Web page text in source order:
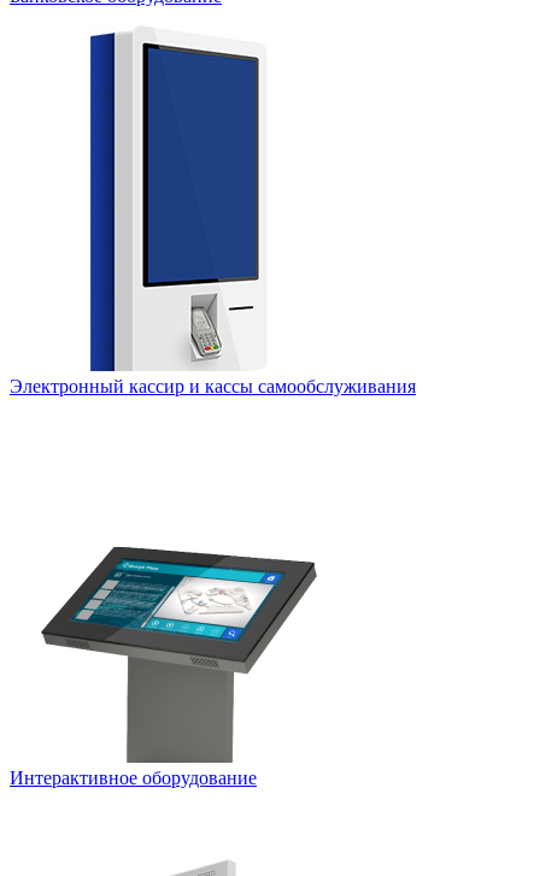
Электронный кассир и кассы самообслуживания
Интерактивное оборудование